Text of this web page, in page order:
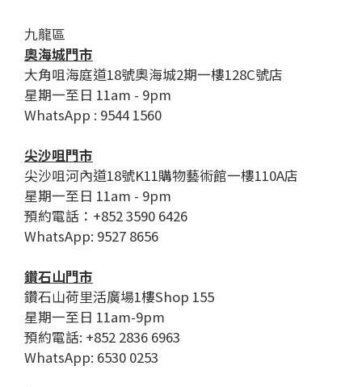
九龍區
奧海城門市
大角咀海庭道18號奧海城2期一樓128C號店
星期一至日 11am - 9pm
WhatsApp : 9544 1560
尖沙咀門市
尖沙咀河內道18號K11購物藝術館一樓110A店
星期一至日 11am - 9pm
預約電話：+852 3590 6426
WhatsApp: 9527 8656
鑽石山門市
鑽石山荷里活廣場1樓Shop 155
星期一至日 11am-9pm
預約電話: +852 2836 6963
WhatsApp: 6530 0253